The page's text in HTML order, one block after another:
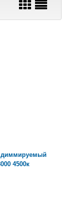
диммируемый
4500к